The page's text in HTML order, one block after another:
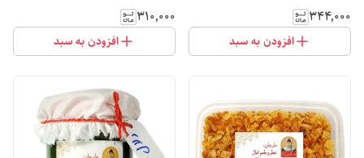
۳۴۴٬۰۰۰
افزودن به سبد
۳۱۰٬۰۰۰
افزودن به سبد